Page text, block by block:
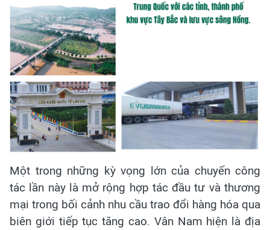
Một trong những kỳ vọng lớn của chuyến công
tác lần này là mở rộng hợp tác đầu tư và thương
mại trong bối cảnh nhu cầu trao đổi hàng hóa qua
biên giới tiếp tục tăng cao. Vân Nam hiện là địa